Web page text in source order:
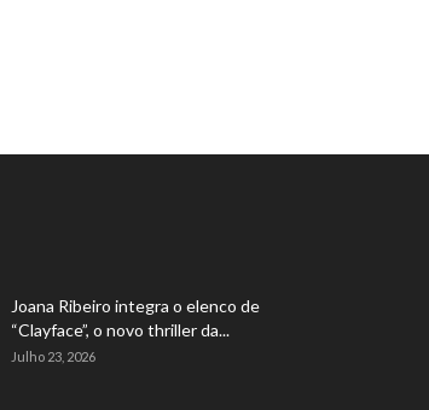
Joana Ribeiro integra o elenco de
“Clayface”, o novo thriller da...
Julho 23, 2026